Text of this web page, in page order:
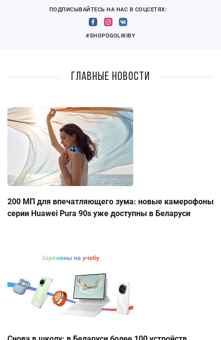
ПОДПИСЫВАЙТЕСЬ НА НАС В СОЦСЕТЯХ:
#SHOPOGOLIKIBY
Главные новости
200 МП для впечатляющего зума: новые камерофоны
серии Huawei Pura 90s уже доступны в Беларуси